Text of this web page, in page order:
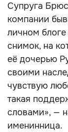
Супруга
компании
личном
снимок, на
её дочерью
своими
чувствую
такая
словами», —
именинница.